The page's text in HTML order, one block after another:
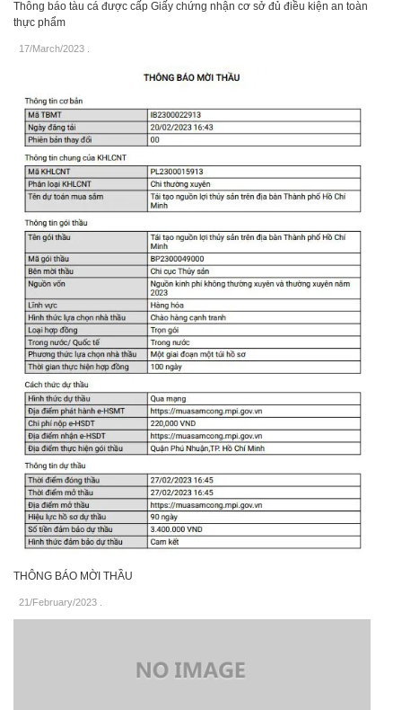
Thông báo tàu cá được cấp Giấy chứng nhận cơ sở đủ điều kiện an toàn
thực phẩm
17/March/2023 .
THÔNG BÁO MỜI THẦU
21/February/2023